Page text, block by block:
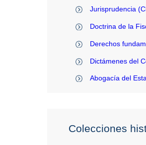
Jurisprudencia
Doctrina de la
Derechos
Dictámenes del
Abogacía del
Colecciones